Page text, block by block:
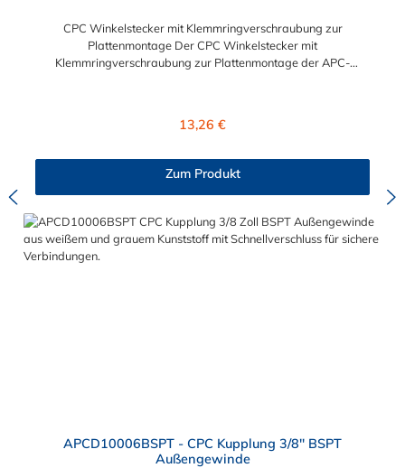
CPC Winkelstecker mit Klemmringverschraubung zur
Plattenmontage Der CPC Winkelstecker mit
Klemmringverschraubung zur Plattenmontage der APC-
Der CPC Winkelstecker mit Klemmringverschraubung zur
Anwendungsbereiche sind die Trinkwasser-
Filtration, Teppichreiniger, Luftmatratzen-Systeme,
Wärmetherapie, Teilereinigung und Schankanlagen. Vorteile
von CPC Winkelsteckern mit Klemmringverschraubung zur
Plattenmontage: Flexibiltät – Schnelle Verbindung von
Baugruppen Wartung – Schneller und einfacher Austausch von
Regulärer Preis:
13,26 €
Zum Produkt
APCD10006BSPT - CPC Kupplung 3/8" BSPT
Außengewinde